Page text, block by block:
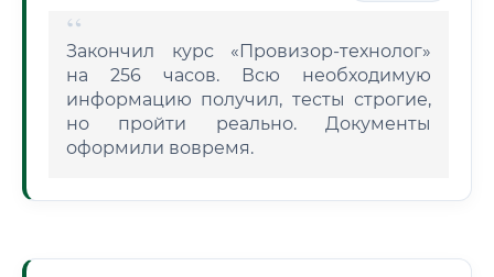
Закончил курс «Провизор-технолог»
на 256 часов. Всю необходимую
информацию получил, тесты строгие,
но пройти реально. Документы
оформили вовремя.